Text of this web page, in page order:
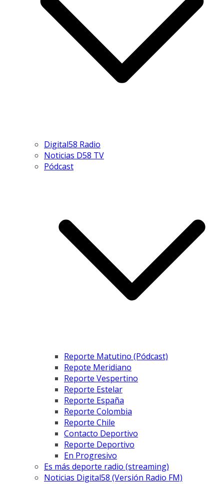
Digital58 Radio
Noticias D58 TV
Pódcast
Reporte Matutino (Pódcast)
Repote Meridiano
Reporte Vespertino
Reporte Estelar
Reporte España
Reporte Colombia
Reporte Chile
Contacto Deportivo
Reporte Deportivo
En Progresivo
Es más deporte radio (streaming)
Noticias Digital58 (Versión Radio FM)